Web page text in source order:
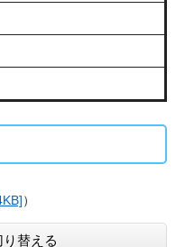
​）
替える